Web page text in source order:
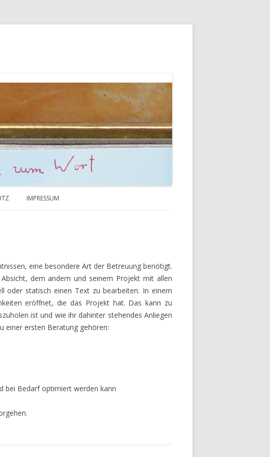
IMPRESSUM
eine besondere Art der Betreuung benötigt.
dem andern und seinem Projekt mit allen
oder statisch einen Text zu bearbeiten. In einem
eröffnet, die das Projekt hat. Das kann zu
ist und wie ihr dahinter stehendes Anliegen
einer ersten Beratung gehören:
bei Bedarf optimiert werden kann